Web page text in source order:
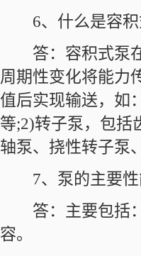
6、什么是容积
答：容积式泵在
周期性变化将能力
值后实现输送，如
等;2)转子泵，包括
轴泵、挠性转子泵
7、泵的主要性
答：主要包括：
容。